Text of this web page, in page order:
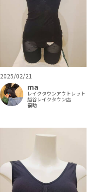
2025/02/21
ma
レイクタウンアウトレット
越谷レイクタウン店
福助